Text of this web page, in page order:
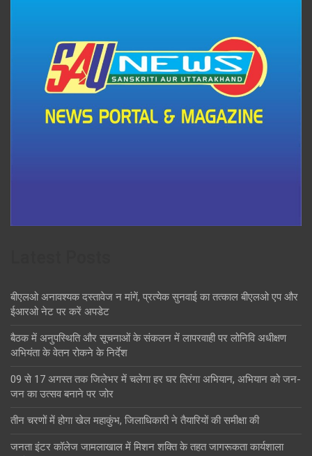
बीएलओ अनावश्यक दस्तावेज न मांगें, प्रत्येक सुनवाई का तत्काल बीएलओ एप और
ईआरओ नेट पर करें अपडेट
बैठक में अनुपस्थिति और सूचनाओं के संकलन में लापरवाही पर लोनिवि अधीक्षण
अभियंता के वेतन रोकने के निर्देश
09 से 17 अगस्त तक जिलेभर में चलेगा हर घर तिरंगा अभियान, अभियान को जन-
जन का उत्सव बनाने पर जोर
तीन चरणों में होगा खेल महाकुंभ, जिलाधिकारी ने तैयारियों की समीक्षा की
जनता इंटर कॉलेज जामलाखाल में मिशन शक्ति के तहत जागरूकता कार्यशाला